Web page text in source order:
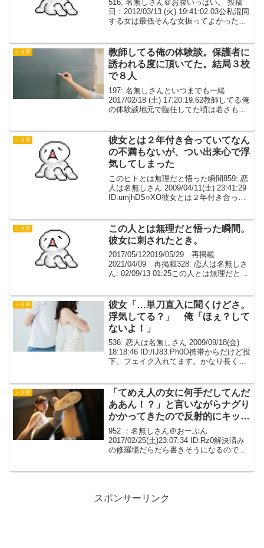
516: 名無しさん＠お腹いっぱい。 投稿
日：2012/03/13 (火) 19:41:02.03公私混同
する女は最低そんな女振ってよかったと
口新規取引＋今までの取引が...
シタ男
教師してる俺の体験談。保護者に
誘われる度に頂いてた。結局３校
で８人
197: 名無しさんといつまでも一緒
2017/02/18 (土) 17:20:19.62教師してる俺
の体験談地元で臨任してた頃は若さもあ
になることを決意それ以降保護者...
シタ男
彼女とは２年付き合っていてなん
の不満もないが、つい出来心で浮
気してしまった
このヒトとは無理だと悟った瞬間859: 恋
人は名無しさん 2009/04/11(土) 23:41:29
ID:umjhDS○XO彼女とは２年付き合って
あったせいか、浮...
シタ男
この人とは無理だと悟った瞬間。
彼女に刺されたとき。
2017/05/122019/05/29 再掲載
2021/04/09 再掲載328: 恋人は名無しさ
ん: 02/09/13 01:25この人とは無理だと悟
シタ男
彼女「…単刀直入に聞くけどさ。
浮気してる？」 俺「ほぇ？して
ないよ！」
536: 恋人は名無しさん 2009/09/18(金)
18:18:46 ID:/IJ83.Ph0O携帯からだけど投
下。フェイク入れてます。かなり長くな
歳...
シタ男
「てめえ人の女に何手だしてんだ
ああん！？」と言いながらナグり
かかってきたので反射的にキック
喰らわしてしまった【ワロタ】
952 ：名無しさん＠おーぷん
2017/02/25(土)23:07:34 ID:Rz0解決済み
の修羅場だらだら書きそうになるので簡
スポンサーリンク